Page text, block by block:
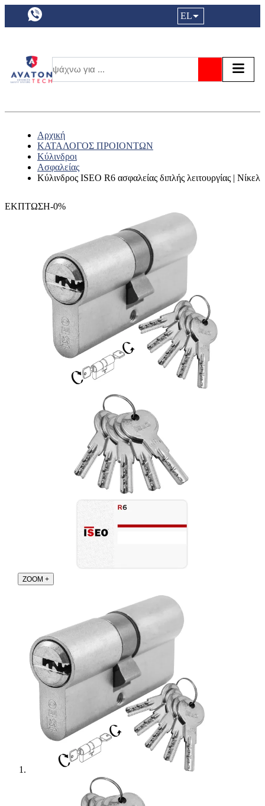
a11y.languageSelection:
EL
Αρχική
ΚΑΤΑΛΟΓΟΣ ΠΡΟΙΟΝΤΩΝ
Κύλινδροι
Ασφαλείας
Κύλινδρος ISEO R6 ασφαλείας διπλής λειτουργίας | Νίκελ
ΕΚΠΤΩΣΗ-0%
ZOOM +